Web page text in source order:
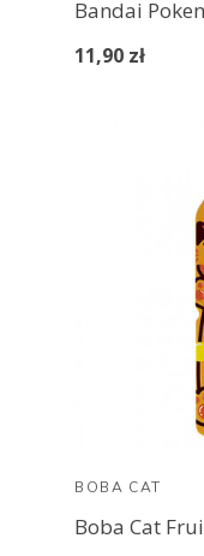
11,90 zł
BOBA CAT